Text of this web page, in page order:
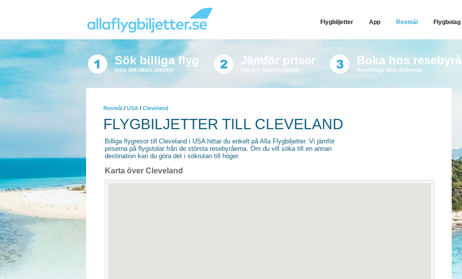
Flygbiljetter App Resmål Flygbolag
Sök billiga flyg
hitta ditt nästa äventyr
Jämför priser
välj den bästa biljetten
Boka hos resebyrå
förverkliga dina drömmar
Resmål / USA / Cleveland
FLYGBILJETTER TILL CLEVELAND
Billiga flygresor till Cleveland i USA hittar du enkelt på Alla Flygbiljetter. Vi jämför
priserna på flygstolar från de största resebyråerna. Om du vill söka till en annan
destination kan du göra det i sökrutan till höger.
Karta över Cleveland